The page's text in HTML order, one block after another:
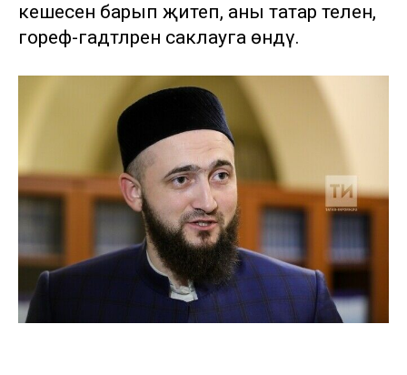
кешесенә барып җитеп, аны татар телен,
гореф-гадәтләрен саклауга өндәү.